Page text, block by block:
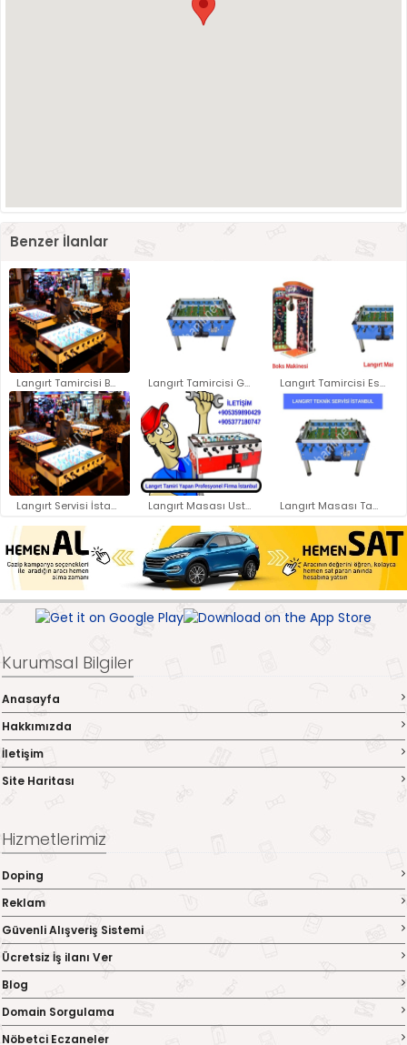
Benzer İlanlar
Langırt Tamircisi Bağcılar / L.. Langırt Tamircisi Gaziosmanpaş.. Langırt Tamircisi Esenyurt / L..
Langırt Servisi İstanbul Ücret.. Langırt Masası Ustası Yakınlar.. Langırt Masası Tamir Servisi |..
Kurumsal Bilgiler
Anasayfa
Hakkımızda
İletişim
Site Haritası
Hizmetlerimiz
Doping
Reklam
Güvenli Alışveriş Sistemi
Ücretsiz İş ilanı Ver
Blog
Domain Sorgulama
Nöbetci Eczaneler